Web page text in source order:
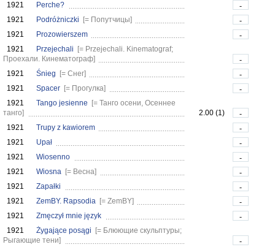
1921
Perche?
-
1921
Podróżniczki [= Попутчицы]
-
1921
Prozowierszem
-
1921
Przejechali
[= Przejechali. Kinematograf;
Проехали. Кинематограф]
-
1921
Śnieg [= Снег]
-
1921
Spacer [= Прогулка]
-
1921
Tango jesienne
[= Танго осени, Осеннее
танго]
2.00 (1)
-
1921
Trupy z kawiorem
-
1921
Upał
-
1921
Wiosenno
-
1921
Wiosna [= Весна]
-
1921
Zapałki
-
1921
ZemBY. Rapsodia [= ZemBY]
-
1921
Zmęczył mnie język
-
1921
Żygające posągi
[= Блюющие скульптуры;
Рыгающие тени]
-